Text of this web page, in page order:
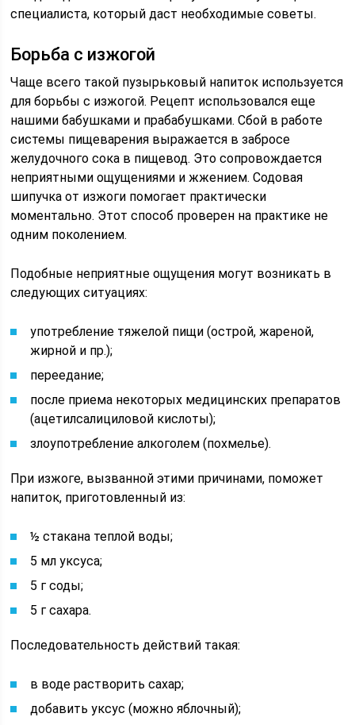
специалиста, который даст необходимые советы.
Борьба с изжогой
Чаще всего такой пузырьковый напиток используется
для борьбы с изжогой. Рецепт использовался еще
нашими бабушками и прабабушками. Сбой в работе
системы пищеварения выражается в забросе
желудочного сока в пищевод. Это сопровождается
неприятными ощущениями и жжением. Содовая
шипучка от изжоги помогает практически
моментально. Этот способ проверен на практике не
одним поколением.
Подобные неприятные ощущения могут возникать в
следующих ситуациях:
употребление тяжелой пищи (острой, жареной,
жирной и пр.);
переедание;
после приема некоторых медицинских препаратов
(ацетилсалициловой кислоты);
злоупотребление алкоголем (похмелье).
При изжоге, вызванной этими причинами, поможет
напиток, приготовленный из:
½ стакана теплой воды;
5 мл уксуса;
5 г соды;
5 г сахара.
Последовательность действий такая:
в воде растворить сахар;
добавить уксус (можно яблочный);